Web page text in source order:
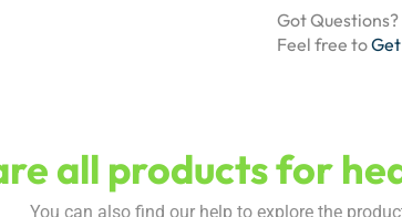
Got Questions?
Feel free to
all products for
You can also find our help to explore the